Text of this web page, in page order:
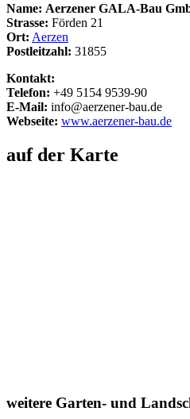
Name: Aerzener GALA-Bau
Strasse: Förden 21
Ort: Aerzen
Postleitzahl: 31855
Kontakt:
Telefon: +49 5154 9539-90
E-Mail: info@aerzener-bau.de
Webseite: www.aerzener-bau.de
auf der Karte
weitere Garten- und